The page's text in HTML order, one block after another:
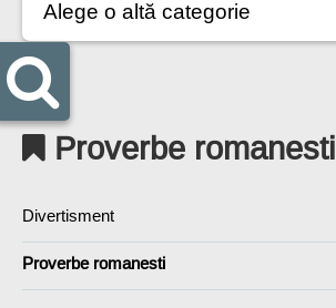
Proverbe romanesti
Divertisment
Proverbe romanesti